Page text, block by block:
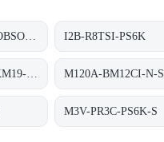
I2B-R8TSI-PS6K
M120A-BM12CI-N-S
M3V-PR3C-PS6K-S